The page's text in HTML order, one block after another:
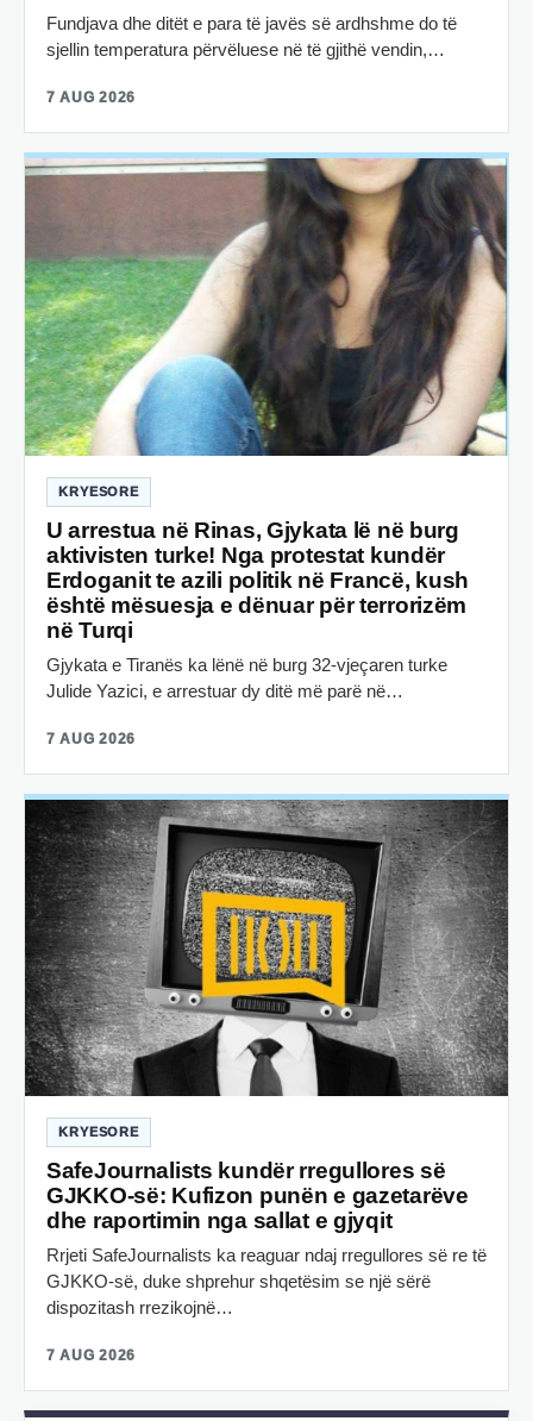
Fundjava dhe ditët e para të javës së ardhshme do të
sjellin temperatura përvëluese në të gjithë vendin,…
7 AUG 2026
KRYESORE
U arrestua në Rinas, Gjykata lë në burg
aktivisten turke! Nga protestat kundër
Erdoganit te azili politik në Francë, kush
është mësuesja e dënuar për terrorizëm
në Turqi
Gjykata e Tiranës ka lënë në burg 32-vjeçaren turke
Julide Yazici, e arrestuar dy ditë më parë në…
7 AUG 2026
KRYESORE
SafeJournalists kundër rregullores së
GJKKO-së: Kufizon punën e gazetarëve
dhe raportimin nga sallat e gjyqit
Rrjeti SafeJournalists ka reaguar ndaj rregullores së re të
GJKKO-së, duke shprehur shqetësim se një sërë
dispozitash rrezikojnë…
7 AUG 2026